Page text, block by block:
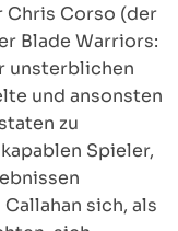
Corso (der
Blade Warriors:
unsterblichen
und ansonsten
zu
Spieler,
sich, als